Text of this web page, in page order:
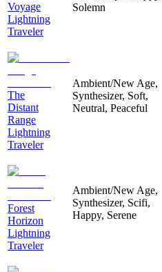
Voyage
Lightning
Traveler
Solemn
The
Distant
Range
Lightning
Traveler
Ambient/New Age,
Synthesizer, Soft,
Neutral, Peaceful
Forest
Horizon
Lightning
Traveler
Ambient/New Age,
Synthesizer, Scifi,
Happy, Serene